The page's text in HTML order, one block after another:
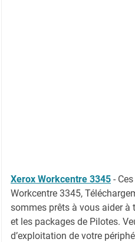
Xerox Workcentre 3345 -
Workcentre 3345,
sommes prêts à vous aider
et les packages de Pilotes.
d’exploitation de votre